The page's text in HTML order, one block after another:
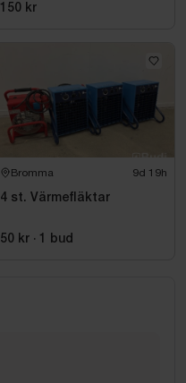
150 kr
Bromma 9d 19h
4 st. Värmefläktar
50 kr · 1 bud